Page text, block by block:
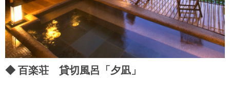
百楽荘 貸切風呂「夕凪」